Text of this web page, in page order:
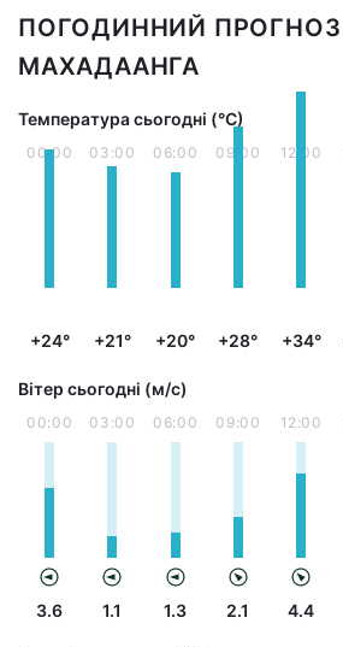
ПОГОДИННИЙ ПРОГНОЗ
МАХАДААНГА
Температура сьогодні (°С)
00:00
+24°
03:00
+21°
06:00
+20°
09:00
+28°
12:00
+34°
Вітер сьогодні (м/с)
00:00
3.6
03:00
1.1
06:00
1.3
09:00
2.1
12:00
4.4